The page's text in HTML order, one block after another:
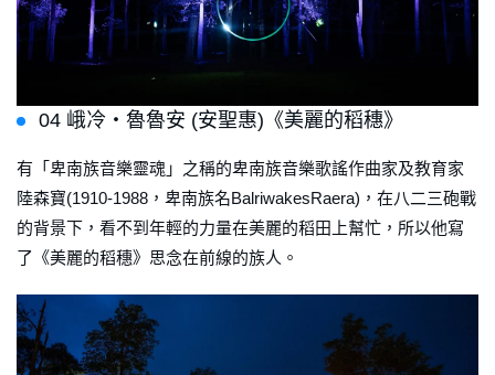
04 峨冷‧魯魯安 (安聖惠)《美麗的稻穗》
有「卑南族音樂靈魂」之稱的卑南族音樂歌謠作曲家及教育家
陸森寶(1910-1988，卑南族名BalriwakesRaera)，在八二三砲戰
的背景下，看不到年輕的力量在美麗的稻田上幫忙，所以他寫
了《美麗的稻穗》思念在前線的族人。